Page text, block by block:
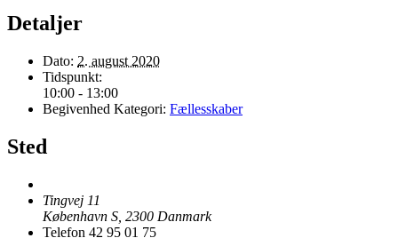
Detaljer
Dato: 2. august 2020
Tidspunkt:
10:00 - 13:00
Begivenhed Kategori: Fællesskaber
Sted
Tingvej 11
København S 2300 Danmark
Telefon 42 95 01 75